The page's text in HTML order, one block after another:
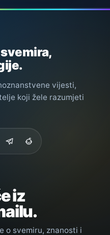
vijesti,
koji žele razumjeti
iz
o svemiru, znanosti i